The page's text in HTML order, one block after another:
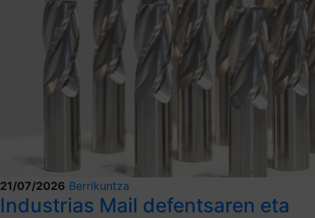
21/07/2026 Berrikuntza
Industrias Mail defentsaren eta